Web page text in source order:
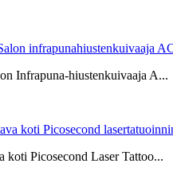
Infrapuna-hiustenkuivaaja A...
koti Picosecond Laser Tattoo...